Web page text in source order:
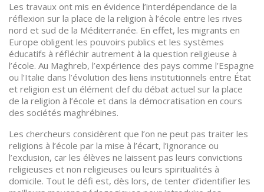
Les travaux ont mis en évidence l’interdépendance de la
réflexion sur la place de la religion à l’école entre les rives
nord et sud de la Méditerranée. En effet, les migrants en
Europe obligent les pouvoirs publics et les systèmes
éducatifs à réfléchir autrement à la question religieuse à
l’école. Au Maghreb, l’expérience des pays comme l’Espagne
ou l’Italie dans l’évolution des liens institutionnels entre État
et religion est un élément clef du débat actuel sur la place
de la religion à l’école et dans la démocratisation en cours
des sociétés maghrébines.
Les chercheurs considèrent que l’on ne peut pas traiter les
religions à l’école par la mise à l’écart, l’ignorance ou
l’exclusion, car les élèves ne laissent pas leurs convictions
religieuses et non religieuses ou leurs spiritualités à
domicile. Tout le défi est, dès lors, de tenter d’identifier les